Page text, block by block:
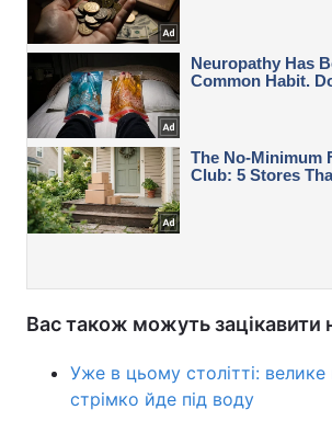
Вас також можуть зацікавити
Уже в цьому столітті:
стрімко йде під воду